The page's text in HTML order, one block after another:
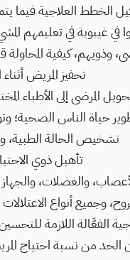
الخطط العلاجية فيما
في غيبوبة في تعليمهم
وذويهم، كيفية
تحفيز المريض أثناء
المرضى إلى الأطباء
حياة الناس الصحية؛
تشخيص الحالة الطبية،
تأهيل ذوي
والعضلات، والجهاز
وجميع أنواع
الفعَّالة اللازمة
الحد من نسبة احتياج